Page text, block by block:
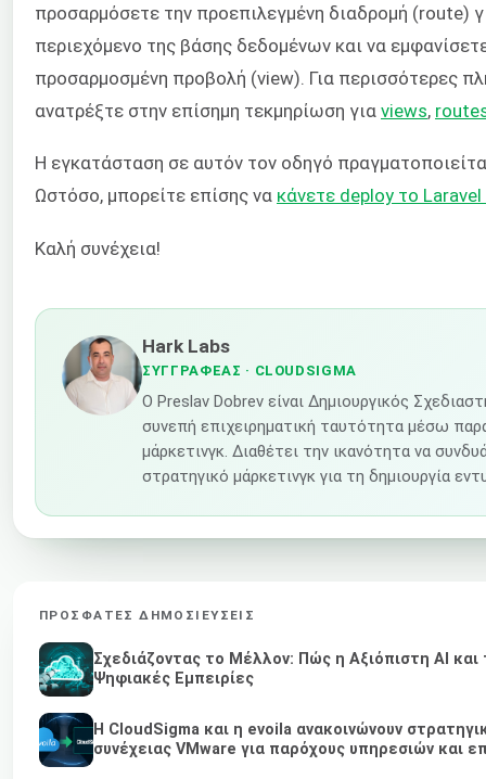
προσαρμόσετε την προεπιλεγμένη διαδρομή (route)
περιεχόμενο της βάσης δεδομένων και να
προσαρμοσμένη προβολή (view). Για περισσότερες
ανατρέξτε στην επίσημη τεκμηρίωση για views,
Η εγκατάσταση σε αυτόν τον οδηγό
Ωστόσο, μπορείτε επίσης να κάνετε deploy το
Καλή συνέχεια!
Hark Labs
ΣΥΓΓΡΑΦΈΑΣ · CLOUDSIGMA
Ο Preslav Dobrev είναι Δημιουργικός
συνεπή επιχειρηματική ταυτότητα μέσω
μάρκετινγκ. Διαθέτει την ικανότητα να
στρατηγικό μάρκετινγκ για τη δημιουργία
ΠΡΌΣΦΑΤΕΣ ΔΗΜΟΣΙΕΎΣΕΙΣ
Σχεδιάζοντας το Μέλλον: Πώς η Αξιόπιστη AI
Ψηφιακές Εμπειρίες
Η CloudSigma και η evoila ανακοινώνουν
συνέχειας VMware για παρόχους υπηρεσιών και